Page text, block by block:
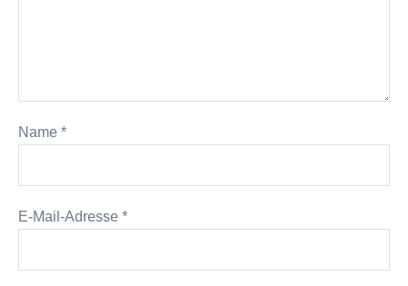
Name *
E-Mail-Adresse *